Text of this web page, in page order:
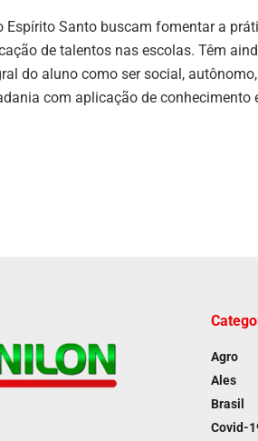
Espírito Santo buscam fomentar a
de talentos nas escolas. Têm
do aluno como ser social,
com aplicação de
Agro
Ales
Brasil
Covid-